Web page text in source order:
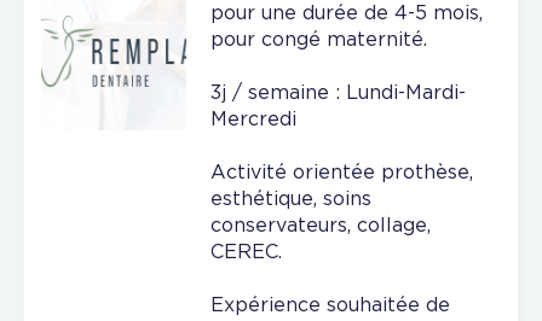
pour une durée de 4-5 mois,
pour congé maternité.
3j / semaine : Lundi-Mardi-
Mercredi
Activité orientée prothèse,
esthétique, soins
conservateurs, collage,
CEREC.
Expérience souhaitée de